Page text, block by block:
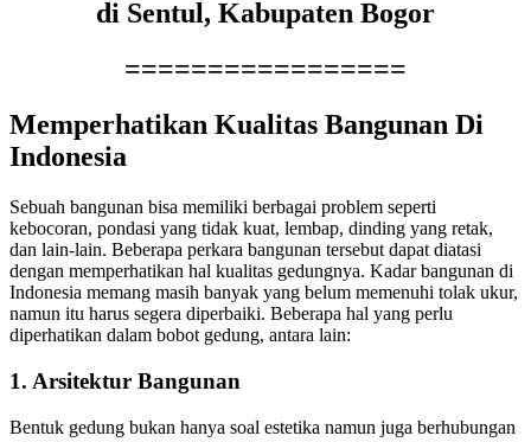
di Sentul, Kabupaten Bogor
=================
Memperhatikan Kualitas Bangunan Di
Indonesia
Sebuah bangunan bisa memiliki berbagai problem seperti
kebocoran, pondasi yang tidak kuat, lembap, dinding yang retak,
dan lain-lain. Beberapa perkara bangunan tersebut dapat diatasi
dengan memperhatikan hal kualitas gedungnya. Kadar bangunan di
Indonesia memang masih banyak yang belum memenuhi tolak ukur,
namun itu harus segera diperbaiki. Beberapa hal yang perlu
diperhatikan dalam bobot gedung, antara lain:
1. Arsitektur Bangunan
Bentuk gedung bukan hanya soal estetika namun juga berhubungan